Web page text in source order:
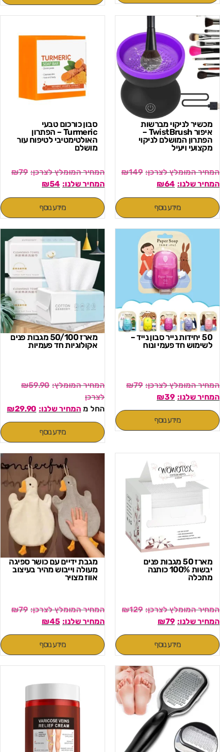
מכשיר לניקוי מברשות
איפור TwistBrush –
הפתרון המושלם לניקוי
מקצועי ויעיל
₪149
₪64
מידע נוסף
סבון כורכום טבעי
Turmeric – הפתרון
האולטימטיבי לטיפוח עור
מושלם
₪79
₪54
מידע נוסף
50 יחידות נייר סבון נייד –
לשימוש חד פעמי ונוח
₪79
₪39
מידע נוסף
מארז 50/100 מגבות פנים
אקולוגיות חד פעמיות
₪59.90
₪29.90 החל מ
מידע נוסף
מארז 50 מגבות פנים
יבשות 100% כותנה
מתכלה
₪129
₪79
מידע נוסף
מגבת ידיים עם כושר ספיגה
מעולה וייבוש מהיר בעיצוב
אווז מצויר
₪79
₪45
מידע נוסף